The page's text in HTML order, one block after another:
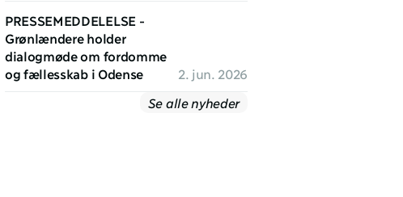
PRESSEMEDDELELSE -
Grønlændere holder
dialogmøde om fordomme
og fællesskab i Odense
2. jun. 2026
Se alle nyheder